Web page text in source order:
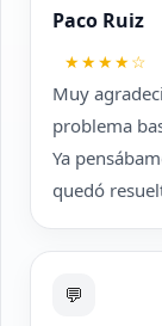
Paco Ruiz
★★★★☆
Muy
problema
Ya
quedó
💬